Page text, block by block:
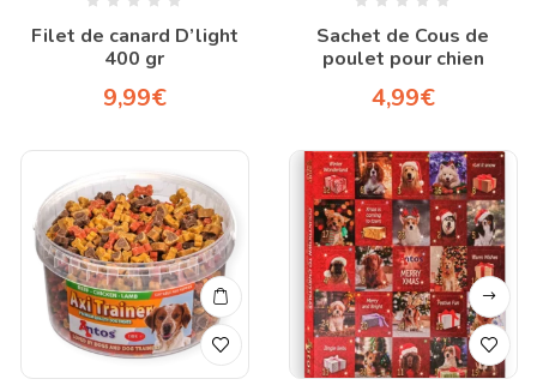
Filet de canard D’light
400 gr
9,99€
Sachet de Cous de
poulet pour chien
4,99€